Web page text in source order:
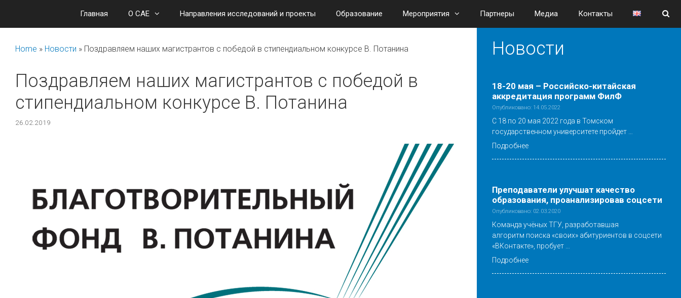
содержимому
Главная О САЕ Направления исследований и проекты Образование Мероприятия Партнеры Медиа Контакты
Home » Новости » Поздравляем наших магистрантов с победой в стипендиальном конкурсе В. Потанина
Поздравляем наших магистрантов с победой в
стипендиальном конкурсе В. Потанина
26.02.2019
Новости
18-20 мая – Российско-китайская
аккредитация программ ФилФ
Опубликовано: 14.05.2022
С 18 по 20 мая 2022 года в Томском
государственном университете пройдет …
Подробнее
Преподаватели улучшат качество
образования, проанализировав соцсети
Опубликовано: 02.03.2020
Команда учёных ТГУ, разработавшая
алгоритм поиска «своих» абитуриентов в соцсети
«ВКонтакте», пробует …
Подробнее